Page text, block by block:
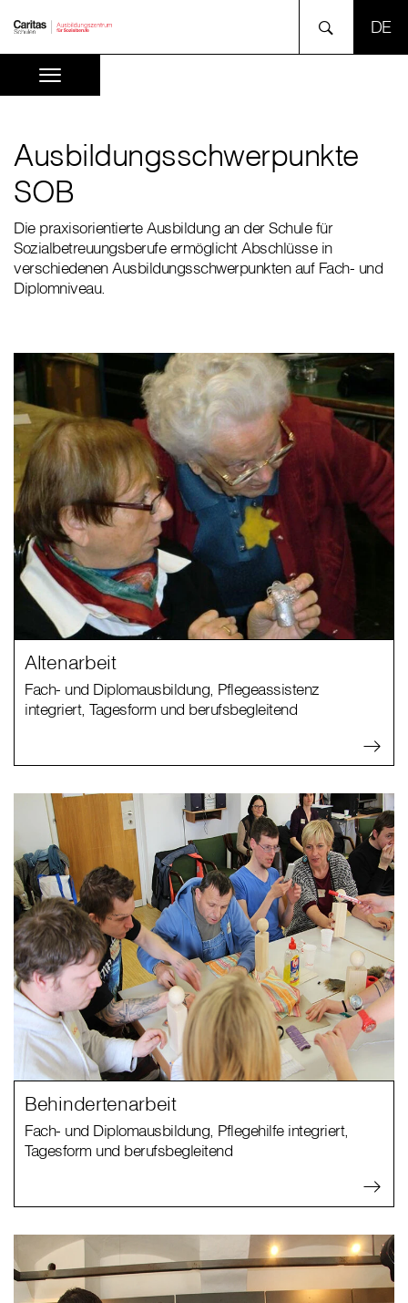
Ausbildungsschwerpunkte
SOB
Die praxisorientierte Ausbildung an der Schule für
Sozialbetreuungsberufe ermöglicht Abschlüsse in
verschiedenen Ausbildungsschwerpunkten auf Fach- und
Diplomniveau.
Altenarbeit
Fach- und Diplomausbildung, Pflegeassistenz
integriert, Tagesform und berufsbegleitend
Behindertenarbeit
Fach- und Diplomausbildung, Pflegehilfe integriert,
Tagesform und berufsbegleitend